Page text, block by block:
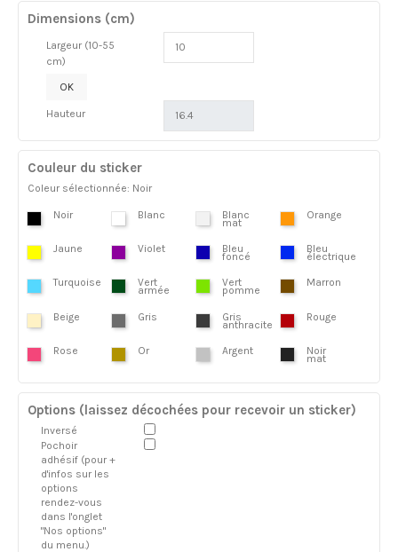
Dimensions (cm)
Largeur (10-55
cm)
OK
Hauteur
Couleur du sticker
Coleur sélectionnée: Noir
Noir Blanc Blanc
mat
Orange
Jaune Violet Bleu
foncé
Bleu
électrique
Turquoise Vert
armée
Vert
pomme
Marron
Beige Gris Gris
anthracite
Rouge
Rose Or Argent Noir
mat
Options (laissez décochées pour recevoir un sticker)
Inversé
Pochoir
adhésif (pour +
d'infos sur les
options
rendez-vous
dans l'onglet
"Nos options"
du menu.)